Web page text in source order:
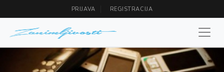
PRIJAVA REGISTRACIJA